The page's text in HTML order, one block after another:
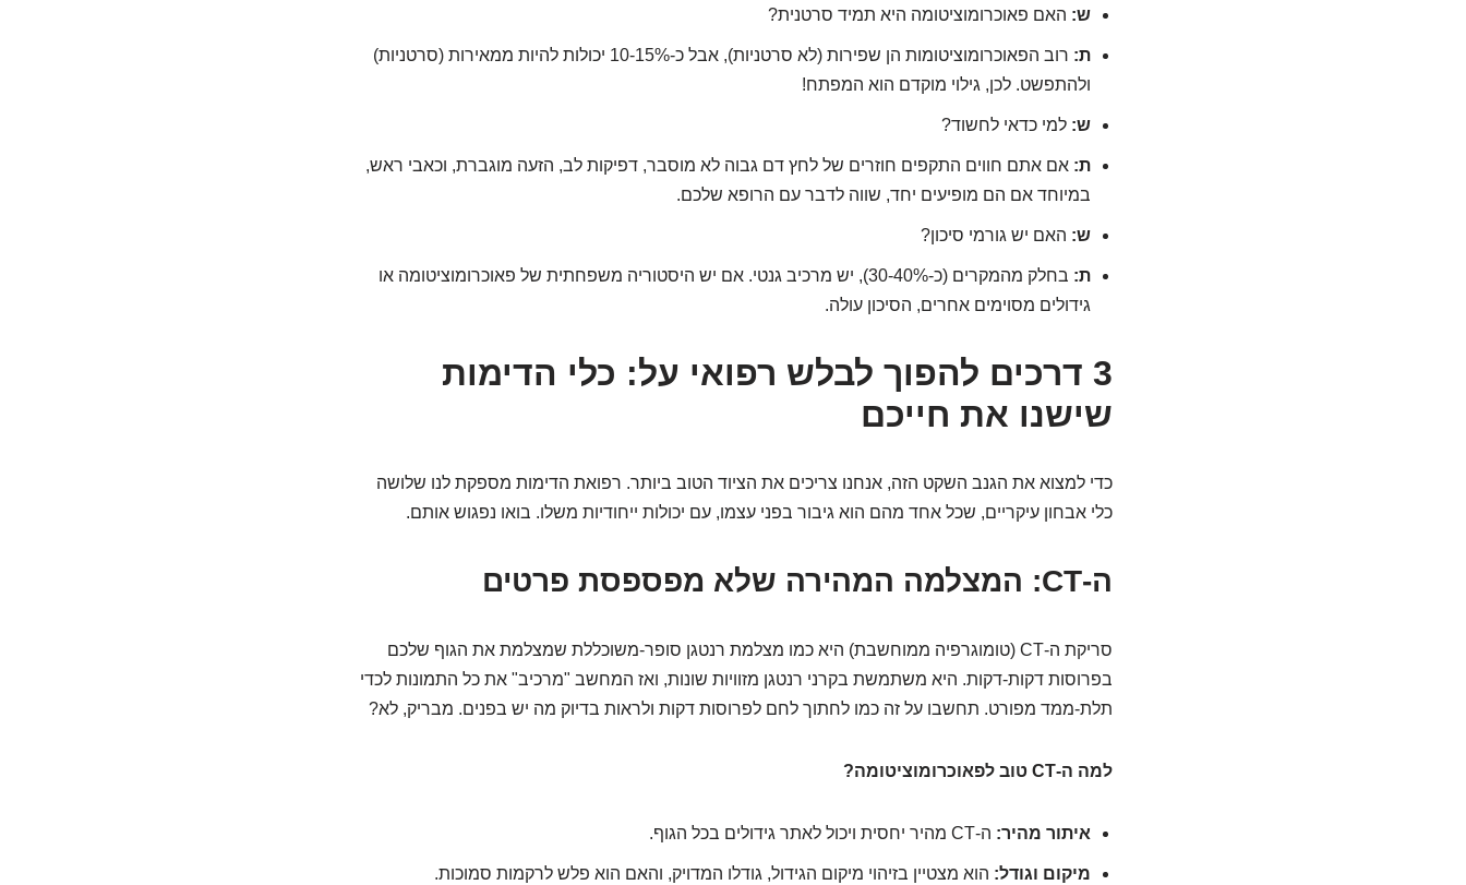
ש: האם פאוכרומוציטומה היא תמיד סרטנית?
ת:
רוב הפאוכרומוציטומות הן שפירות (לא סרטניות), אבל כ-10-15% יכולות להיות ממאירות (סרטניות)
ולהתפשט. לכן, גילוי מוקדם הוא המפתח!
ש: למי כדאי לחשוד?
ת: אם אתם חווים התקפים חוזרים של לחץ דם גבוה לא מוסבר, דפיקות לב, הזעה מוגברת, וכאבי ראש,
במיוחד אם הם מופיעים יחד, שווה לדבר עם הרופא שלכם.
ש: האם יש גורמי סיכון?
ת:
בחלק מהמקרים (כ-30-40%), יש מרכיב גנטי. אם יש היסטוריה משפחתית של פאוכרומוציטומה או
גידולים מסוימים אחרים, הסיכון עולה.
3 דרכים להפוך לבלש רפואי על: כלי הדימות
שישנו את חייכם
כדי למצוא את הגנב השקט הזה, אנחנו צריכים את הציוד הטוב ביותר. רפואת הדימות מספקת לנו שלושה
כלי אבחון עיקריים, שכל אחד מהם הוא גיבור בפני עצמו, עם יכולות ייחודיות משלו. בואו נפגוש אותם.
ה-CT: המצלמה המהירה שלא מפספסת פרטים
סריקת ה-CT (טומוגרפיה ממוחשבת) היא כמו מצלמת רנטגן סופר-משוכללת שמצלמת את הגוף שלכם
בפרוסות דקות-דקות. היא משתמשת בקרני רנטגן מזוויות שונות, ואז המחשב "מרכיב" את כל התמונות לכדי
תלת-ממד מפורט. תחשבו על זה כמו לחתוך לחם לפרוסות דקות ולראות בדיוק מה יש בפנים. מבריק, לא?
למה ה-CT טוב לפאוכרומוציטומה?
איתור מהיר: ה-CT מהיר יחסית ויכול לאתר גידולים בכל הגוף.
מיקום וגודל: הוא מצטיין בזיהוי מיקום הגידול, גודלו המדויק, והאם הוא פלש לרקמות סמוכות.